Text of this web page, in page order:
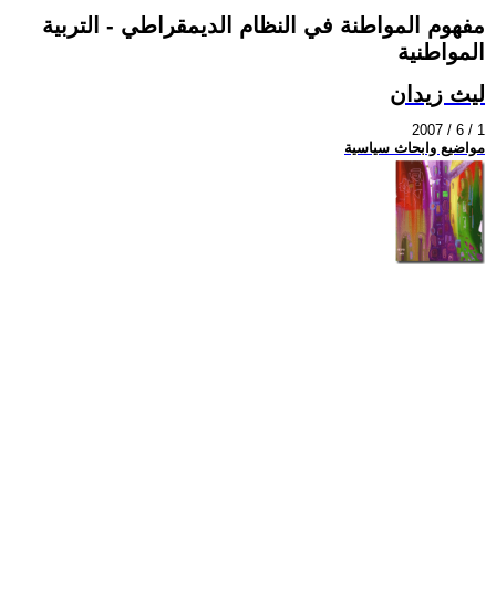
مفهوم المواطنة في النظام الديمقراطي - التربية
المواطنية
ليث زيدان
2007 / 6 / 1
مواضيع وابحاث سياسية